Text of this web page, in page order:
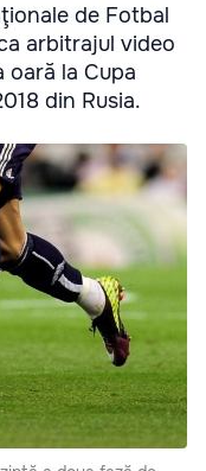
de Fotbal
arbitrajul video
la Cupa
din Rusia.